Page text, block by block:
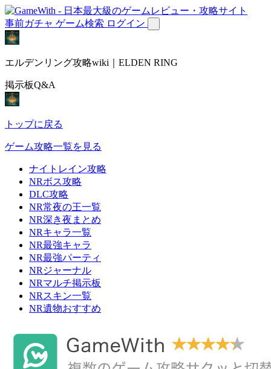
事前ガチャ ゲーム検索 ログイン
エルデンリング攻略wiki｜ELDEN RING
掲示板Q&A
トップに戻る
ゲーム攻略一覧を見る
ナイトレイン攻略
NRボス攻略
DLC攻略
NR常夜の王一覧
NR深き夜まとめ
NRキャラ一覧
NR最強キャラ
NR最強パーティ
NRジャーナル
NRマルチ掲示板
NRスキン一覧
NR遺物おすすめ